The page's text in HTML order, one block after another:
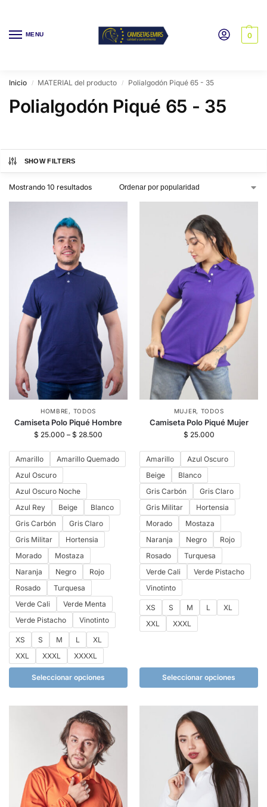
MENU 0
Inicio / MATERIAL del producto / Polialgodón Piqué 65 - 35
Polialgodón Piqué 65 - 35
SHOW FILTERS
Mostrando 10 resultados
HOMBRE, TODOS
Camiseta Polo Piqué Hombre
$ 25.000 – $ 28.500
Amarillo
Amarillo Quemado
Azul Oscuro
Azul Oscuro Noche
Azul Rey
Beige
Blanco
Gris Carbón
Gris Claro
Gris Militar
Hortensia
Morado
Mostaza
Naranja
Negro
Rojo
Rosado
Turquesa
Verde Cali
Verde Menta
Verde Pistacho
Vinotinto
XS S M L
XL
XXL
XXXL XXXXL
Seleccionar opciones
MUJER, TODOS
Camiseta Polo Piqué Mujer
$ 25.000
Amarillo
Azul Oscuro
Beige
Blanco
Gris Carbón
Gris Claro
Gris Militar
Hortensia
Morado
Mostaza
Naranja
Negro
Rojo
Rosado
Turquesa
Verde Cali
Verde Pistacho
Vinotinto
XS S M L
XL
XXL
XXXL
Seleccionar opciones